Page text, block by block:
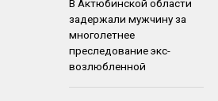
В Актюбинской области
задержали мужчину за
многолетнее
преследование экс-
возлюбленной